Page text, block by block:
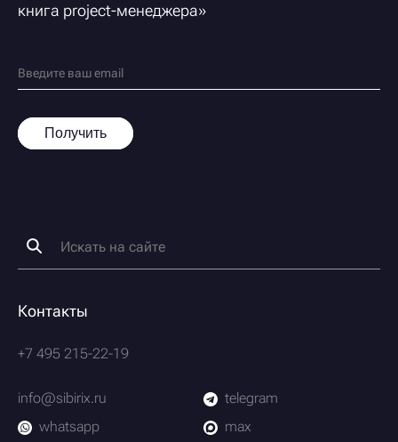
книга project-менеджера»
Получить
Контакты
+7 495 215-22-19
info@sibirix.ru
telegram
whatsapp
max